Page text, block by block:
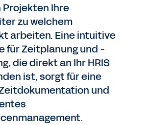
Projekten Ihre
zu welchem
arbeiten. Eine intuitive
für Zeitplanung und -
die direkt an Ihr HRIS
ist, sorgt für eine
und